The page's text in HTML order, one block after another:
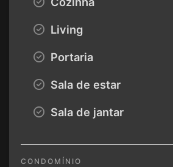
Living
Portaria
Sala de estar
Sala de jantar
CONDOMÍNIO